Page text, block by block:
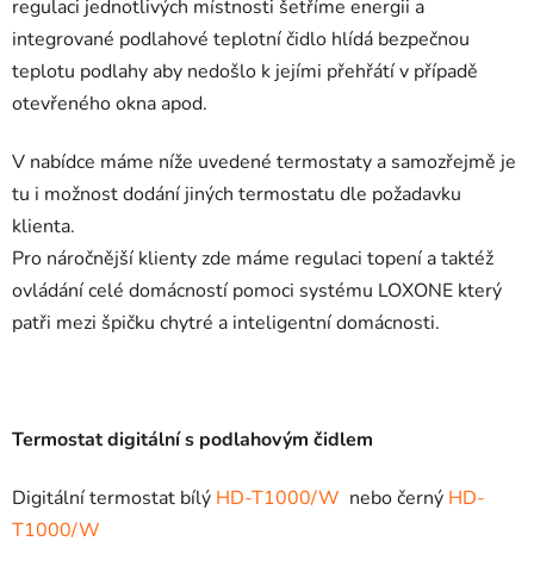
regulaci jednotlivých místnosti šetříme energii a
integrované podlahové teplotní čidlo hlídá bezpečnou
teplotu podlahy aby nedošlo k jejími přehřátí v případě
otevřeného okna apod.
V nabídce máme níže uvedené termostaty a samozřejmě je
tu i možnost dodání jiných termostatu dle požadavku
klienta.
Pro náročnější klienty zde máme regulaci topení a taktéž
ovládání celé domácností pomoci systému LOXONE který
patři mezi špičku chytré a inteligentní domácnosti.
Termostat digitální s podlahovým čidlem
Digitální termostat bílý HD-T1000/W nebo černý HD-
T1000/W